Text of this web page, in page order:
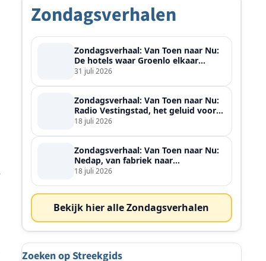
Zondagsverhalen
Zondagsverhaal: Van Toen naar Nu:
De hotels waar Groenlo elkaar
ontmoette
31 juli 2026
Zondagsverhaal: Van Toen naar Nu:
Radio Vestingstad, het geluid voor
heel de streek
18 juli 2026
Zondagsverhaal: Van Toen naar Nu:
Nedap, van fabriek naar
wereldspeler
18 juli 2026
Bekijk hier alle Zondagsverhalen
Zoeken op Streekgids